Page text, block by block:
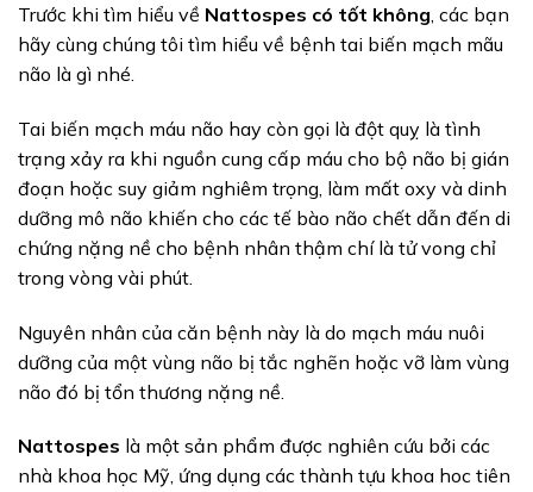
Trước khi tìm hiểu về Nattospes có tốt không , các bạn
hãy cùng chúng tôi tìm hiểu về bệnh tai biến mạch mãu
não là gì nhé.
Tai biến mạch máu não hay còn gọi là đột quỵ là tình
trạng xảy ra khi nguồn cung cấp máu cho bộ não bị gián
đoạn hoặc suy giảm nghiêm trọng, làm mất oxy và dinh
dưỡng mô não khiến cho các tế bào não chết dẫn đến di
chứng nặng nề cho bệnh nhân thậm chí là tử vong chỉ
trong vòng vài phút.
Nguyên nhân của căn bệnh này là do mạch máu nuôi
dưỡng của một vùng não bị tắc nghẽn hoặc vỡ làm vùng
não đó bị tổn thương nặng nề.
Nattospes là một sản phẩm được nghiên cứu bởi các
nhà khoa học Mỹ, ứng dụng các thành tựu khoa hoc tiên